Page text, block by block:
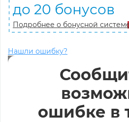
до 20 бонусов
Подробнее о бонусной
Нашли ошибку?
ошибке в